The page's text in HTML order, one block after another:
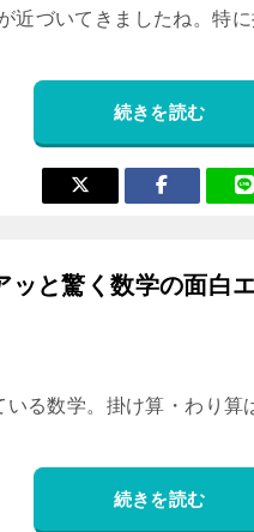
近づいてきましたね。特
続きを読む
ッと驚く数学の面白
る数学。掛け算・わり算
続きを読む